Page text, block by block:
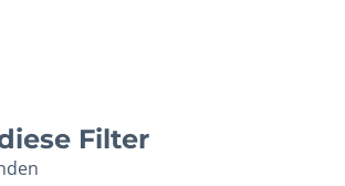
Filter